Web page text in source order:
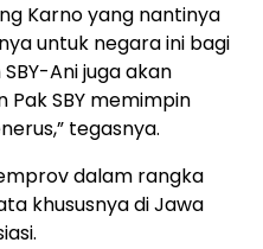
Karno yang nantinya
untuk negara ini bagi
Ani juga akan
SBY memimpin
tegasnya.
dalam rangka
khususnya di Jawa